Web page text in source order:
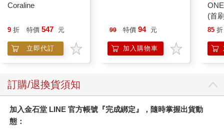
順著日子的形狀
掌紋長出美麗的地理
這麼晴暖的手
同時適合植蒔，打穀和放牧
手腕翻上成雪白的橋
銜接的兩個點：
春天裡一場練習過的迷路
Coraline
9 折 特價 547 元
立即代訂
99 特價 94 元
加入購物車
(首
85 折
訂購/退換貨須知
加入金石堂 LINE 官方帳號『完成綁定』，隨時掌握出貨動
態：